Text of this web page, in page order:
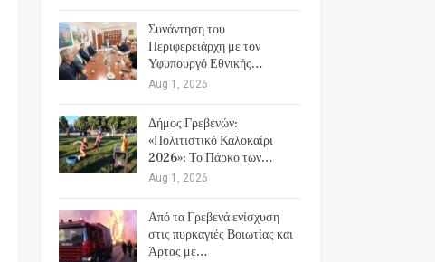
Συνάντηση του
Περιφερειάρχη με τον
Υφυπουργό Εθνικής…
Aug 1, 2026
Δήμος Γρεβενών:
«Πολιτιστικό Καλοκαίρι
2026»: Το Πάρκο των…
Aug 1, 2026
Από τα Γρεβενά ενίσχυση
στις πυρκαγιές Βοιωτίας και
Άρτας με…